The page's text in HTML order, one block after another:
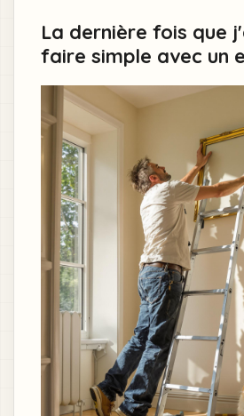
La dernière fois que
faire simple avec un